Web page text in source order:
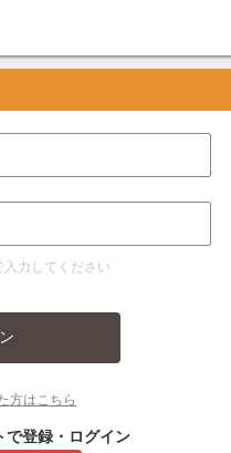
力してください
方はこちら
で登録・ログイン